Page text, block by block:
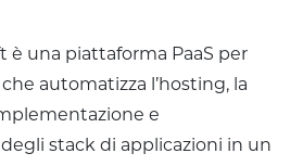
è una piattaforma PaaS per
automatizza l’hosting, la
e
degli stack di applicazioni in un